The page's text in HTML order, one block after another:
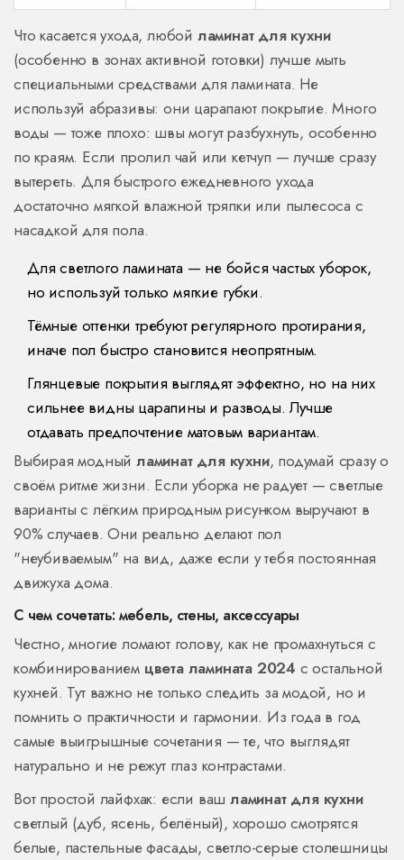
Что касается ухода, любой ламинат для кухни
(особенно в зонах активной готовки) лучше мыть
специальными средствами для ламината. Не
используй абразивы: они царапают покрытие. Много
воды — тоже плохо: швы могут разбухнуть, особенно
по краям. Если пролил чай или кетчуп — лучше сразу
вытереть. Для быстрого ежедневного ухода
достаточно мягкой влажной тряпки или пылесоса с
насадкой для пола.
Для светлого ламината — не бойся частых уборок,
но используй только мягкие губки.
Тёмные оттенки требуют регулярного протирания,
иначе пол быстро становится неопрятным.
Глянцевые покрытия выглядят эффектно, но на них
сильнее видны царапины и разводы. Лучше
отдавать предпочтение матовым вариантам.
Выбирая модный ламинат для кухни, подумай сразу о
своём ритме жизни. Если уборка не радует — светлые
варианты с лёгким природным рисунком выручают в
90% случаев. Они реально делают пол
"неубиваемым" на вид, даже если у тебя постоянная
движуха дома.
С чем сочетать: мебель, стены, аксессуары
Честно, многие ломают голову, как не промахнуться с
комбинированием цвета ламината 2024 с остальной
кухней. Тут важно не только следить за модой, но и
помнить о практичности и гармонии. Из года в год
самые выигрышные сочетания — те, что выглядят
натурально и не режут глаз контрастами.
Вот простой лайфхак: если вашламинат для кухни
светлый (дуб, ясень, белёный), хорошо смотрятся
белые, пастельные фасады, светло-серые столешницы